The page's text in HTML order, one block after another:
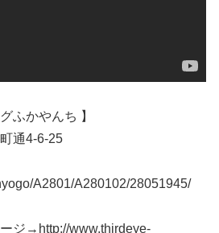
ふかやんち 】
通4-6-25
A2801/A280102/28051945/
ジ→http://www.thirdeye-